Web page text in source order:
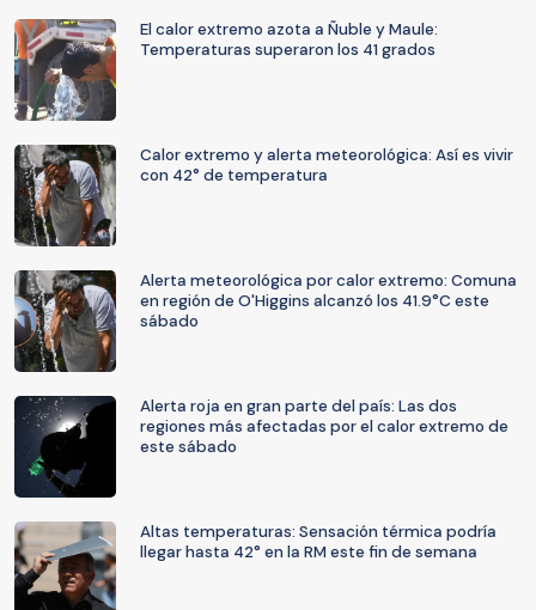
El calor extremo azota a Ñuble y Maule:
Temperaturas superaron los 41 grados
Calor extremo y alerta meteorológica: Así es vivir
con 42° de temperatura
Alerta meteorológica por calor extremo: Comuna
en región de O'Higgins alcanzó los 41.9°C este
sábado
Alerta roja en gran parte del país: Las dos
regiones más afectadas por el calor extremo de
este sábado
Altas temperaturas: Sensación térmica podría
llegar hasta 42° en la RM este fin de semana